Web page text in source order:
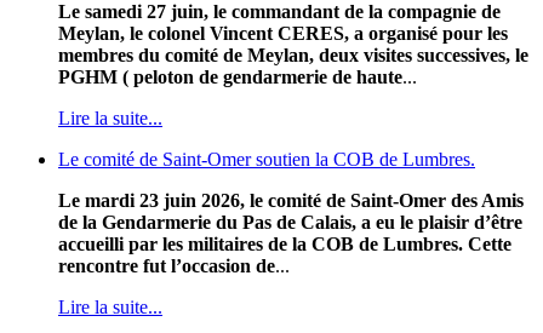
Le samedi 27 juin, le commandant de la compagnie de
Meylan, le colonel Vincent CERES, a organisé pour les
membres du comité de Meylan, deux visites successives, le
PGHM ( peloton de gendarmerie de haute...
Lire la suite...
Le comité de Saint-Omer soutien la COB de Lumbres.
Le mardi 23 juin 2026, le comité de Saint-Omer des Amis
de la Gendarmerie du Pas de Calais, a eu le plaisir d’être
accueilli par les militaires de la COB de Lumbres. Cette
rencontre fut l’occasion de...
Lire la suite...